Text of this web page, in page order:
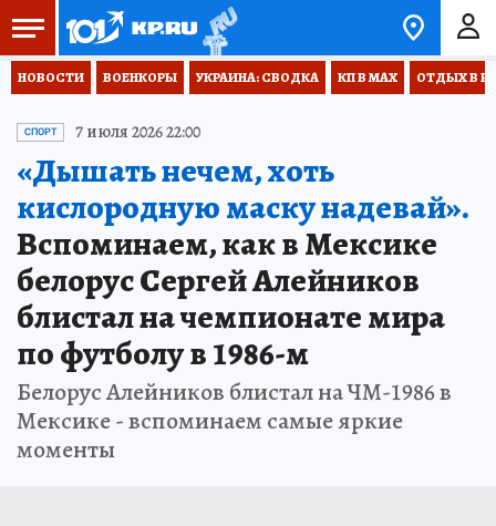
НОВОСТИ ВОЕНКОРЫ УКРАИНА: СВОДКА КП В МАХ ОТДЫХ В
СПОРТ 7 июля 2026 22:00
«Дышать нечем, хоть
кислородную маску надевай».
Вспоминаем, как в Мексике
белорус Сергей Алейников
блистал на чемпионате мира
по футболу в 1986-м
Белорус Алейников блистал на ЧМ-1986 в
Мексике - вспоминаем самые яркие
моменты